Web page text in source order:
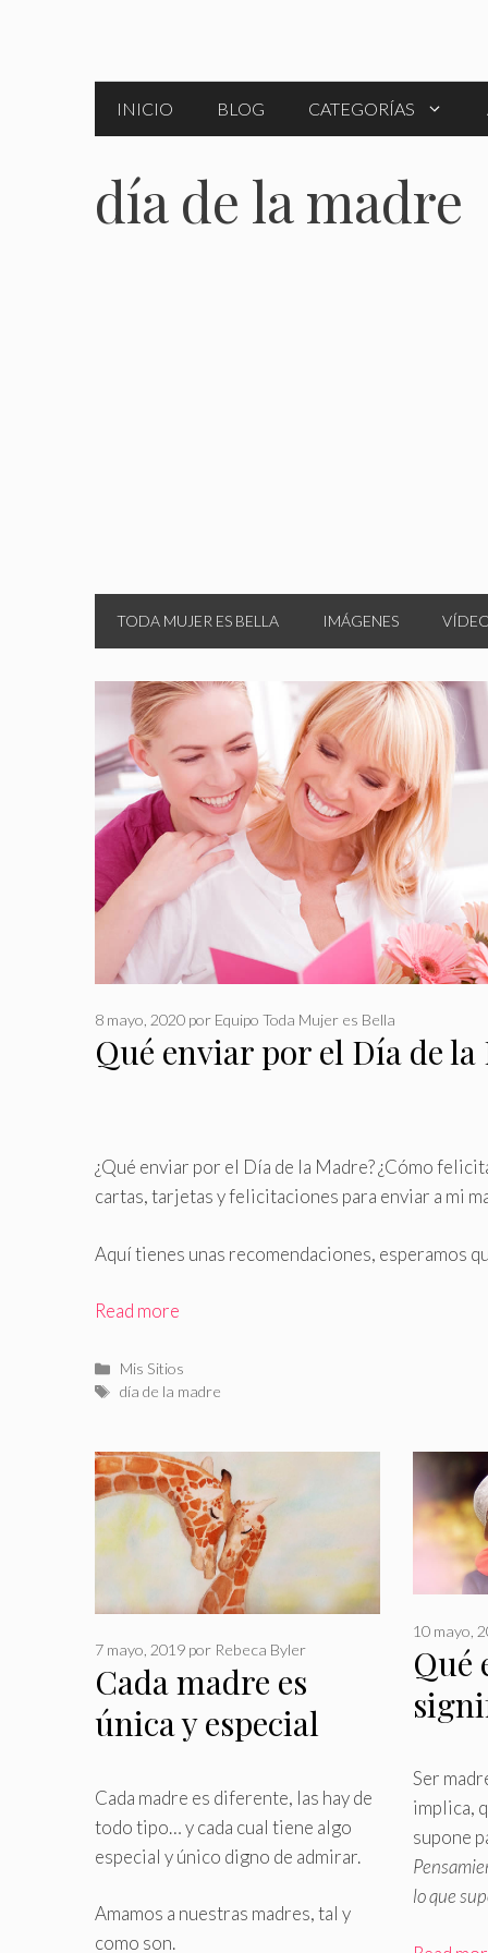
INICIO BLOG CATEGORÍAS
día de la madre
TODA MUJER ES BELLA IMÁGENES
Qué enviar por el Día de la
8 mayo, 2020 por Equipo Toda Mujer es Bella
¿Qué enviar por el Día de la Madre? ¿Cómo
cartas, tarjetas y felicitaciones para enviar a mi
Aquí tienes unas recomendaciones, esperamos
Read more
Categorías
Mis Sitios
Etiquetas
día de la madre
Cada madre es
única y especial
7 mayo, 2019 por Rebeca Byler
Cada madre es diferente, las hay de
todo tipo… y cada cual tiene algo
especial y único digno de admirar.
Amamos a nuestras madres, tal y
como son.
Qué
10 mayo,
Ser
implica,
supone
lo que